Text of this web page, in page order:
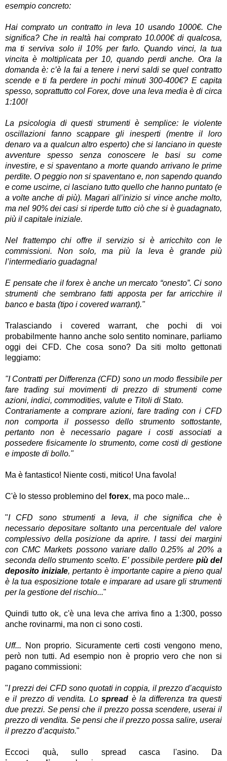
esempio concreto:
Hai comprato un contratto in leva 10 usando 1000€. Che
significa? Che in realtà hai comprato 10.000€ di qualcosa,
ma ti serviva solo il 10% per farlo. Quando vinci, la tua
vincita è moltiplicata per 10, quando perdi anche. Ora la
domanda è: c’è la fai a tenere i nervi saldi se quel contratto
scende e ti fa perdere in pochi minuti 300-400€? E capita
spesso, soprattutto col Forex, dove una leva media è di circa
1:100!
La psicologia di questi strumenti è semplice: le violente
oscillazioni fanno scappare gli inesperti (mentre il loro
denaro va a qualcun altro esperto) che si lanciano in queste
avventure spesso senza conoscere le basi su come
investire, e si spaventano a morte quando arrivano le prime
perdite. O peggio non si spaventano e, non sapendo quando
e come uscirne, ci lasciano tutto quello che hanno puntato (e
a volte anche di più). Magari all’inizio si vince anche molto,
ma nel 90% dei casi si riperde tutto ciò che si è guadagnato,
più il capitale iniziale.
Nel frattempo chi offre il servizio si è arricchito con le
commissioni. Non solo, ma più la leva è grande più
l’intermediario guadagna!
E pensate che il forex è anche un mercato “onesto”. Ci sono
strumenti che sembrano fatti apposta per far arricchire il
banco e basta (tipo i covered warrant)."
Tralasciando i covered warrant, che pochi di voi
probabilmente hanno anche solo sentito nominare, parliamo
oggi dei CFD. Che cosa sono? Da siti molto gettonati
leggiamo:
"I Contratti per Differenza (CFD) sono un modo flessibile per
fare trading sui movimenti di prezzo di strumenti come
azioni, indici, commodities, valute e Titoli di Stato.
Contrariamente a comprare azioni, fare trading con i CFD
non comporta il possesso dello strumento sottostante,
pertanto non è necessario pagare i costi associati a
possedere fisicamente lo strumento, come costi di gestione
e imposte di bollo."
Ma è fantastico! Niente costi, mitico! Una favola!
C'è lo stesso problemino del forex, ma poco male...
"I CFD sono strumenti a leva, il che significa che è
necessario depositare soltanto una percentuale del valore
complessivo della posizione da aprire. I tassi dei margini
con CMC Markets possono variare dallo 0.25% al 20% a
seconda dello strumento scelto. E’ possibile perdere più del
deposito iniziale, pertanto è importante capire a pieno qual
è la tua esposizione totale e imparare ad usare gli strumenti
per la gestione del rischio..."
Quindi tutto ok, c'è una leva che arriva fino a 1:300, posso
anche rovinarmi, ma non ci sono costi.
Uff... Non proprio. Sicuramente certi costi vengono meno,
però non tutti. Ad esempio non è proprio vero che non si
pagano commissioni:
"I prezzi dei CFD sono quotati in coppia, il prezzo d’acquisto
e il prezzo di vendita. Lospread è la differenza tra questi
due prezzi. Se pensi che il prezzo possa scendere, userai il
prezzo di vendita. Se pensi che il prezzo possa salire, userai
il prezzo d’acquisto."
Eccoci quà, sullo spread casca l'asino.
Da